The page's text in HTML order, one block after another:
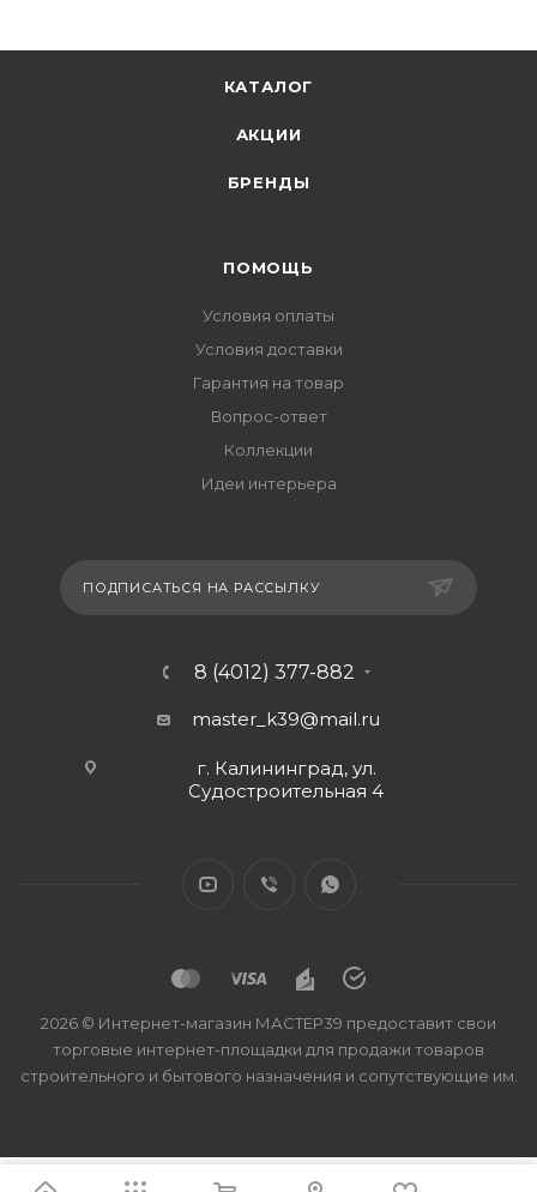
КАТАЛОГ
АКЦИИ
БРЕНДЫ
ПОМОЩЬ
Условия оплаты
Условия доставки
Гарантия на товар
Вопрос-ответ
Коллекции
Идеи интерьера
ПОДПИСАТЬСЯ НА РАССЫЛКУ
8 (4012) 377-882
master_k39@mail.ru
г. Калининград, ул.
Судостроительная 4
2026 © Интернет-магазин МАСТЕР39 предоставит свои
торговые интернет-площадки для продажи товаров
строительного и бытового назначения и сопутствующие им.